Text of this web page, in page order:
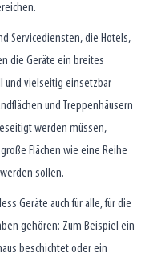
Servicediensten, die Hotels,
die Geräte ein breites
und vielseitig einsetzbar
und Treppenhäusern
werden müssen,
Flächen wie eine Reihe
sollen.
Geräte auch für alle, für die
gehören: Zum Beispiel ein
beschichtet oder ein